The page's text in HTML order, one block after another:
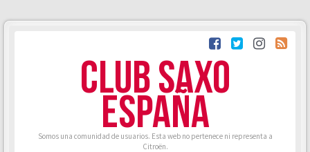
CLUB SAXO
ESPAÑA
Somos una comunidad de usuarios. Esta web no pertenece ni representa a
Citroën.